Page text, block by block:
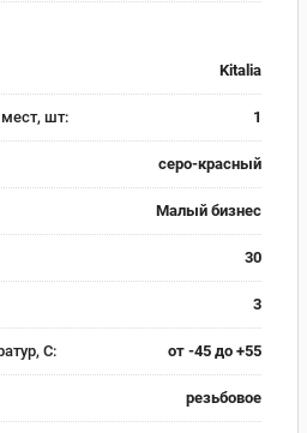
Kitalia
мест, шт: 1
серо-красный
Малый бизнес
30
3
С: от -45 до +55
резьбовое